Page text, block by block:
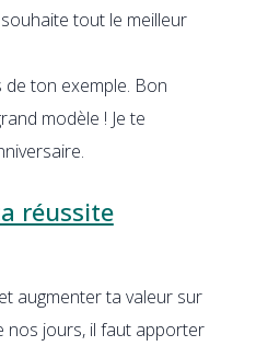
tout le meilleur
de ton exemple. Bon
modèle ! Je te
réussite
augmenter ta valeur sur
nos jours, il faut apporter